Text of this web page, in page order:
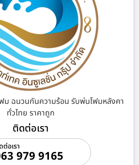
ม ฉนวนกันความร้อน รับพ่นโฟมหลังคา
ทั่วไทย ราคาถูก
ติดต่อเรา
ต่อเรา
979 9165